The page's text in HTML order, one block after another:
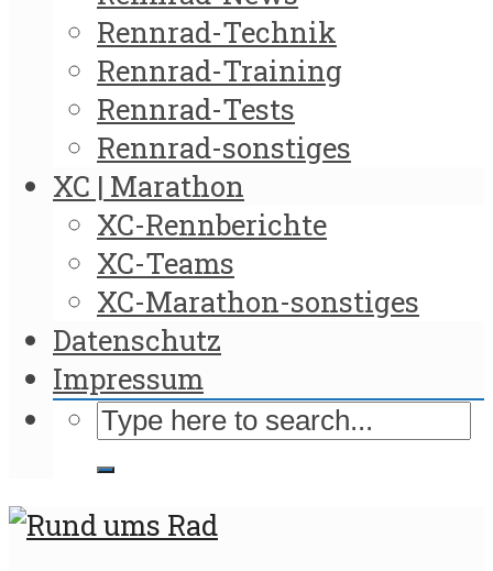
Rennrad-Technik
Rennrad-Training
Rennrad-Tests
Rennrad-sonstiges
XC | Marathon
XC-Rennberichte
XC-Teams
XC-Marathon-sonstiges
Datenschutz
Impressum